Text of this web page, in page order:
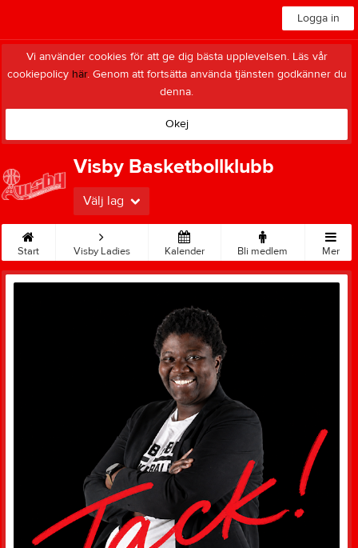
Logga in
Vi använder cookies för att ge dig bästa upplevelsen. Läs vår
cookiepolicy här. Genom att fortsätta använda tjänsten godkänner du
denna.
Okej
Visby Basketbollklubb
Välj lag
Start Visby Ladies Kalender Bli medlem Mer